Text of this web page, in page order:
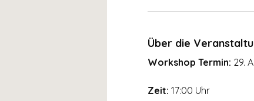
Über die
Workshop Termin: 29.
Zeit: 17:00 Uhr